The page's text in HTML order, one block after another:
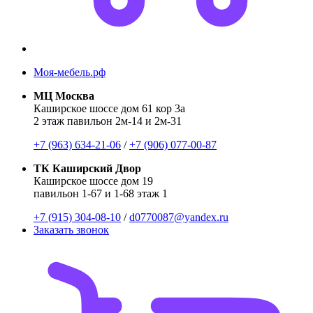
Моя-мебель.рф
МЦ Москва
Каширское шоссе дом 61 кор 3а
2 этаж павильон 2м-14 и 2м-31
+7 (963) 634-21-06 /+7 (906) 077-00-87
ТК Каширский Двор
Каширское шоссе дом 19
павильон 1-67 и 1-68 этаж 1
+7 (915) 304-08-10 /d0770087@yandex.ru
Заказать звонок